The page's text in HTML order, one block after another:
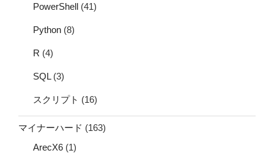
PowerShell (41)
Python (8)
R (4)
SQL(3)
スクリプト (16)
マイナーハード (163)
ArecX6 (1)